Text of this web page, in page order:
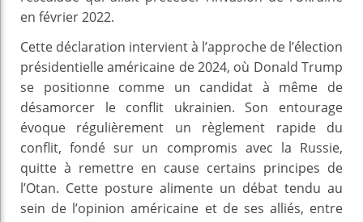
en février 2022.
Cette déclaration intervient à l’approche de l’élection
présidentielle américaine de 2024, où Donald Trump
se positionne comme un candidat à même de
désamorcer le conflit ukrainien. Son entourage
évoque régulièrement un règlement rapide du
conflit, fondé sur un compromis avec la Russie,
quitte à remettre en cause certains principes de
l’Otan. Cette posture alimente un débat tendu au
sein de l’opinion américaine et de ses alliés, entre